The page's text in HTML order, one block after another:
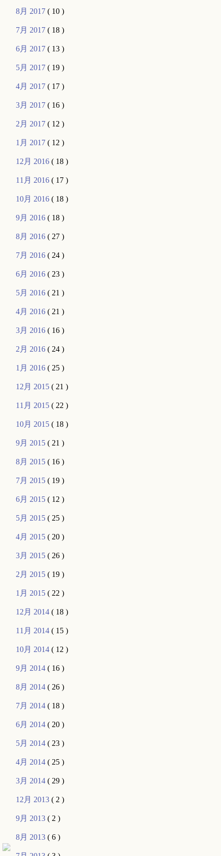
8月 2017( 10 )
7月 2017( 18 )
6月 2017( 13 )
5月 2017( 19 )
4月 2017( 17 )
3月 2017( 16 )
2月 2017( 12 )
1月 2017( 12 )
12月 2016( 18 )
11月 2016( 17 )
10月 2016( 18 )
9月 2016( 18 )
8月 2016( 27 )
7月 2016( 24 )
6月 2016( 23 )
5月 2016( 21 )
4月 2016( 21 )
3月 2016( 16 )
2月 2016( 24 )
1月 2016( 25 )
12月 2015( 21 )
11月 2015( 22 )
10月 2015( 18 )
9月 2015( 21 )
8月 2015( 16 )
7月 2015( 19 )
6月 2015( 12 )
5月 2015( 25 )
4月 2015( 20 )
3月 2015( 26 )
2月 2015( 19 )
1月 2015( 22 )
12月 2014( 18 )
11月 2014( 15 )
10月 2014( 12 )
9月 2014( 16 )
8月 2014( 26 )
7月 2014( 18 )
6月 2014( 20 )
5月 2014( 23 )
4月 2014( 25 )
3月 2014( 29 )
12月 2013( 2 )
9月 2013( 2 )
8月 2013( 6 )